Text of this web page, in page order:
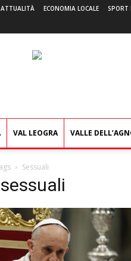
ATTUALITÀ ECONOMIA LOCALE SPORT
VAL LEOGRA VALLE
Sessuali